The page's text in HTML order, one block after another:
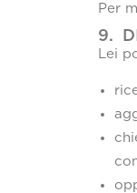
Per
9.
Lei